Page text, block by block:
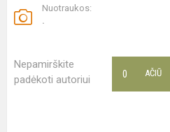
Nuotraukos:
.
Nepamirškite
padėkoti autoriui
AČIŪ
0